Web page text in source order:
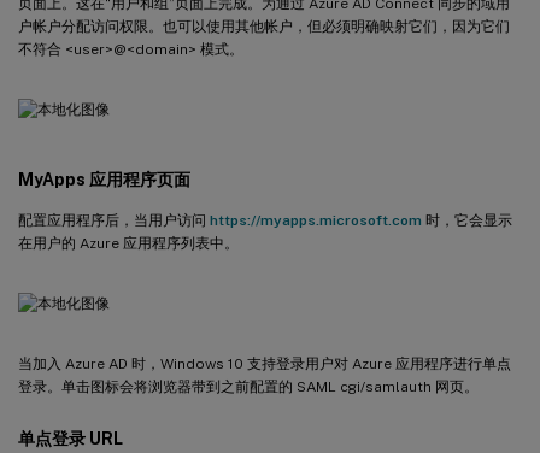
户帐户分配访问权限。也可以使用其他帐户，但必须明确映射它们，因为它们
不符合 <user>@<domain> 模式。
MyApps 应用程序页面
配置应用程序后，当用户访问 https://myapps.microsoft.com 时，它会显示
在用户的 Azure 应用程序列表中。
当加入 Azure AD 时，Windows 10 支持登录用户对 Azure 应用程序进行单点
登录。单击图标会将浏览器带到之前配置的 SAML cgi/samlauth 网页。
单点登录 URL